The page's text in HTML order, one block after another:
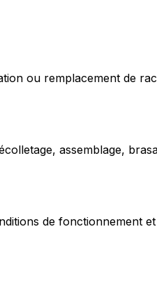
ou remplacement de
assemblage,
de fonctionnement